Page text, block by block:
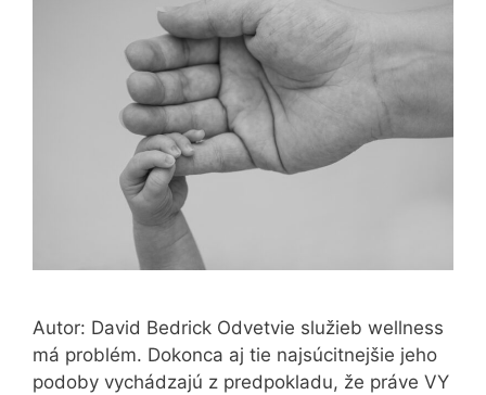
Autor: David Bedrick Odvetvie služieb wellness
má problém. Dokonca aj tie najsúcitnejšie jeho
podoby vychádzajú z predpokladu, že práve VY